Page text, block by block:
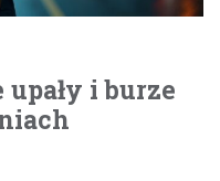
i burze